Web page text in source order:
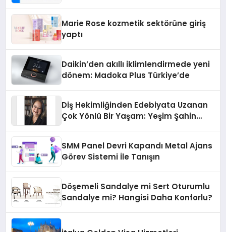
Marie Rose kozmetik sektörüne giriş
yaptı
Daikin’den akıllı iklimlendirmede yeni
dönem: Madoka Plus Türkiye’de
Diş Hekimliğinden Edebiyata Uzanan
Çok Yönlü Bir Yaşam: Yeşim Şahin
SMM Panel Devri Kapandı Metal Ajans
Görev Sistemi İle Tanışın
Döşemeli Sandalye mi Sert Oturumlu
Sandalye mi? Hangisi Daha Konforlu?